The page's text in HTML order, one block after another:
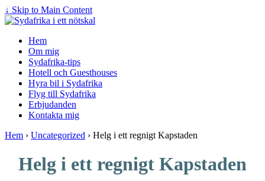
↓ Skip to Main Content
Hem
Om mig
Sydafrika-tips
Hotell och Guesthouses
Hyra bil i Sydafrika
Flyg till Sydafrika
Erbjudanden
Kontakta mig
Hem › Uncategorized › Helg i ett regnigt Kapstaden
Helg i ett regnigt Kapstaden